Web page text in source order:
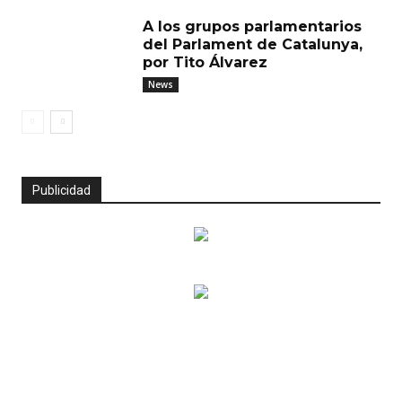
A los grupos parlamentarios
del Parlament de Catalunya,
por Tito Álvarez
News
Publicidad